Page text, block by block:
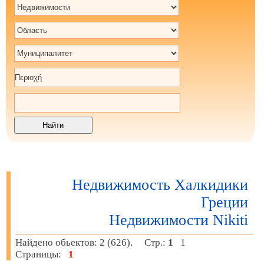
Недвижимость Халкидики
Греции
Недвижимости Nikiti
Найдено обьектов: 2 (626). Стр.: 1 1
Страницы:
1